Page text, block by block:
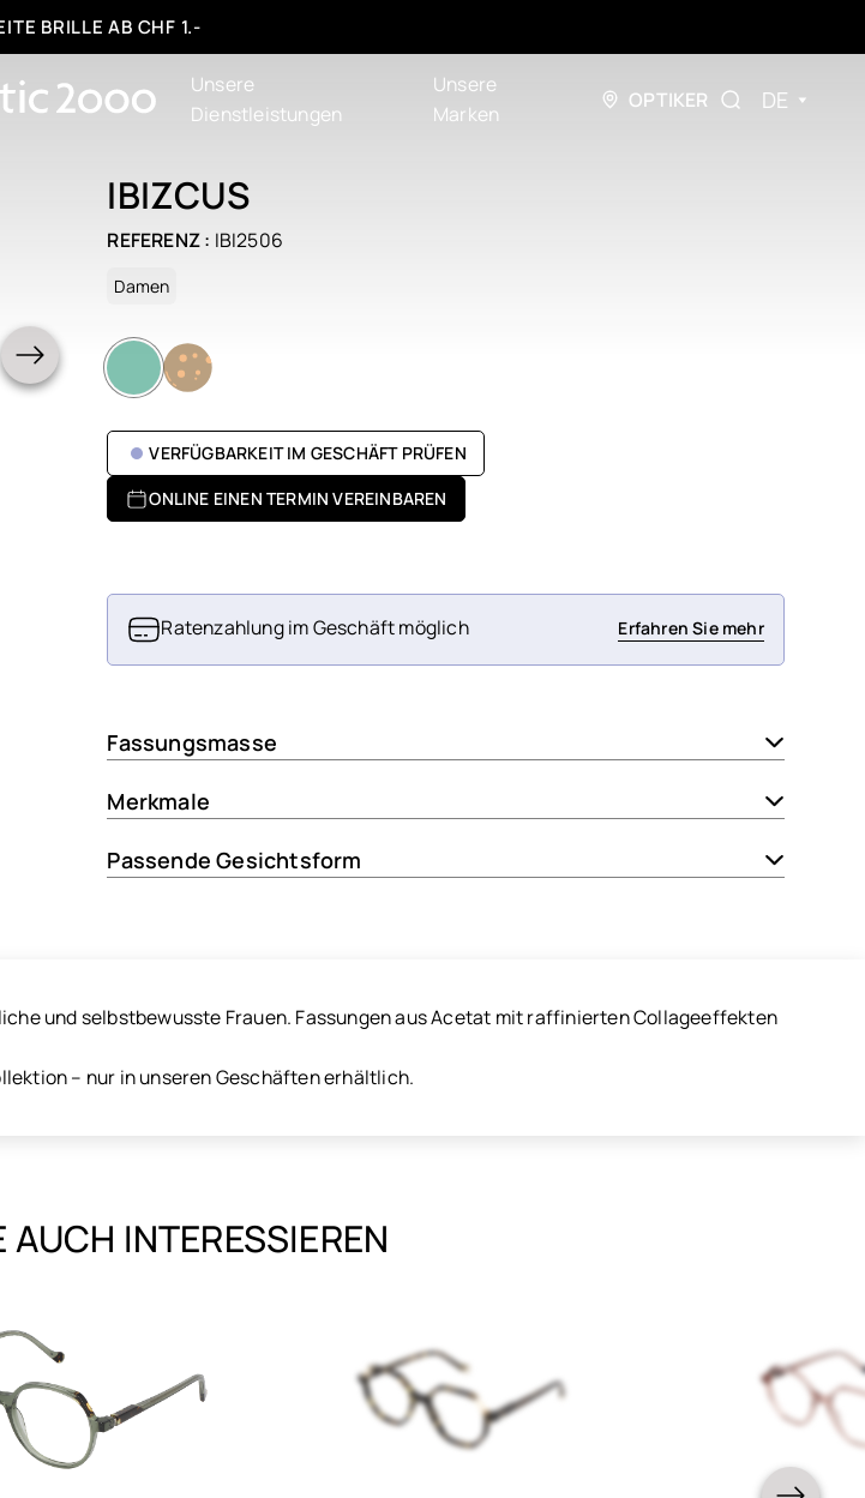
BRILLE AB CHF 1.-
Unsere
Dienstleistungen
Unsere
Marken
OPTIKER DE
IBIZCUS
REFERENZ : IBI2506
Damen
VERFÜGBARKEIT IM GESCHÄFT PRÜFEN
ONLINE EINEN TERMIN VEREINBAREN
Ratenzahlung im Geschäft möglich Erfahren Sie mehr
Fassungsmasse
Merkmale
Passende Gesichtsform
und selbstbewusste Frauen. Fassungen aus Acetat mit raffinierten Collageeffekten
– nur in unseren Geschäften erhältlich.
AUCH INTERESSIEREN